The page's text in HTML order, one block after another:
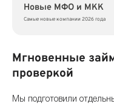
Новые МФО и МКК
Самые новые компании 2026 года
Мгновенные
проверкой
Мы подготовили